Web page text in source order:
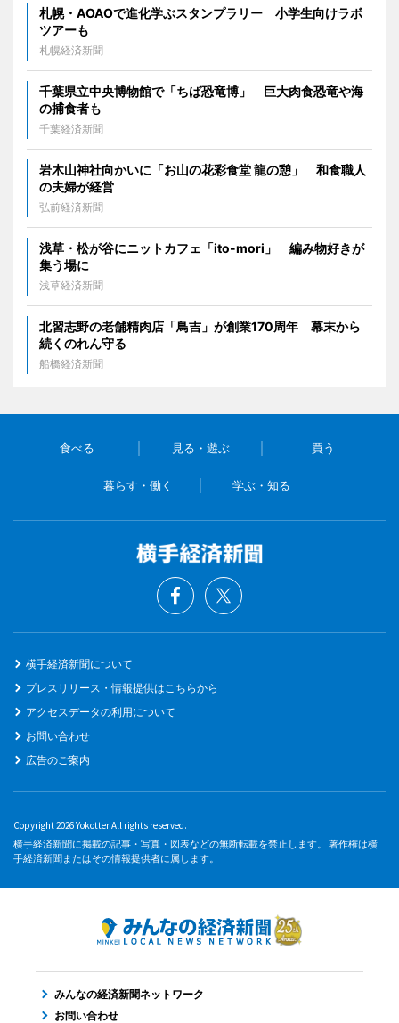
札幌・AOAOで進化学ぶスタンプラリー 小学生向けラボ
ツアーも
札幌経済新聞
千葉県立中央博物館で「ちば恐竜博」 巨大肉食恐竜や海
の捕食者も
千葉経済新聞
岩木山神社向かいに「お山の花彩食堂 龍の憩」 和食職人
の夫婦が経営
弘前経済新聞
浅草・松が谷にニットカフェ「ito-mori」 編み物好きが
集う場に
浅草経済新聞
北習志野の老舗精肉店「鳥吉」が創業170周年 幕末から
続くのれん守る
船橋経済新聞
食べる 見る・遊ぶ 買う
暮らす・働く 学ぶ・知る
横手経済新聞について
プレスリリース・情報提供はこちらから
アクセスデータの利用について
お問い合わせ
広告のご案内
Copyright 2026 Yokotter All rights reserved.
横手経済新聞に掲載の記事・写真・図表などの無断転載を禁止します。 著作権は横
手経済新聞またはその情報提供者に属します。
みんなの経済新聞ネットワーク
お問い合わせ